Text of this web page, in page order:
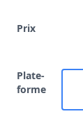
Prix
Plate-
forme